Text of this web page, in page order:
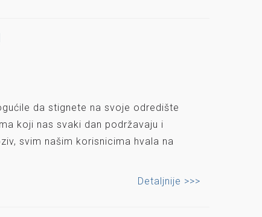
da stignete na svoje odredište
koji nas svaki dan podržavaju i
svim našim korisnicima hvala na
Detaljnije >>>